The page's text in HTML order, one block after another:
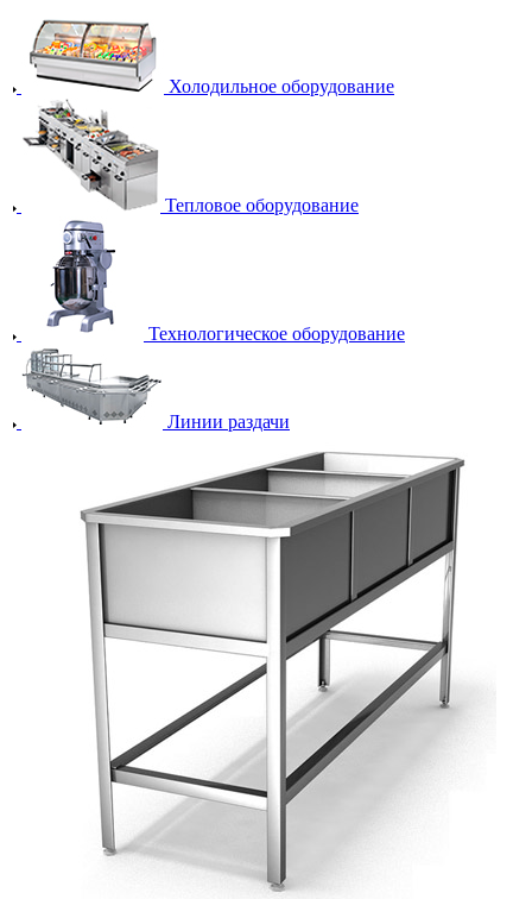
Холодильное оборудование
Тепловое оборудование
Технологическое оборудование
Линии раздачи